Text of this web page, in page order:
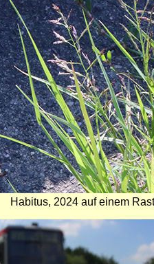
Habitus, 2024 auf einem